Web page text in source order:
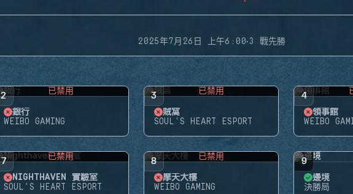
2025年7月26日 上午6:00·3 戰先勝
2 已禁用
銀行
WEIBO GAMING
3 已禁用
賊窩
SOUL'S HEART ESPORT
4
領事館
WEIBO
7 已禁用
NIGHTHAVEN 實驗室
SOUL'S HEART ESPORT
8 已禁用
摩天大樓
WEIBO GAMING
9
邊境
決勝局